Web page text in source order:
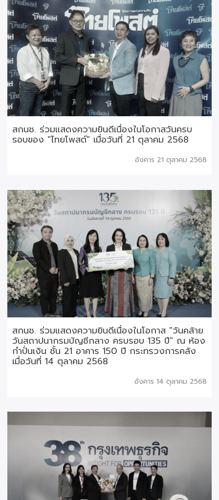
สกนช. ร่วมแสดงความยินดีเนื่องในโอกาสวันครบ
รอบของ "ไทยโพสต์" เมื่อวันที่ 21 ตุลาคม 2568
อังคาร 21 ตุลาคม 2568
สกนช. ร่วมแสดงความยินดีเนื่องในโอกาส "วันคล้าย
วันสถาปนากรมบัญชีกลาง ครบรอบ 135 ปี" ณ ห้อง
กำปั่นเงิน ชั้น 21 อาคาร 150 ปี กระทรวงการคลัง
เมื่อวันที่ 14 ตุลาคม 2568
อังคาร 14 ตุลาคม 2568